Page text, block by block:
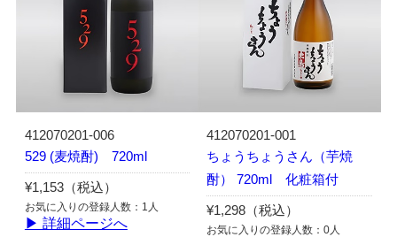
412070201-006
529 (麦焼酎) 720ml
¥1,153（税込）
お気に入りの登録人数：1人
▶ 詳細ページへ
412070201-001
ちょうちょうさん（芋焼
酎） 720ml 化粧箱付
¥1,298（税込）
お気に入りの登録人数：0人